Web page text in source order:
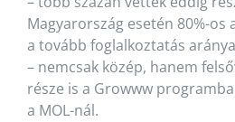
Magyarország esetén 80%-os
a tovább foglalkoztatás
– nemcsak közép, hanem
része is a Growww
a MOL-nál.